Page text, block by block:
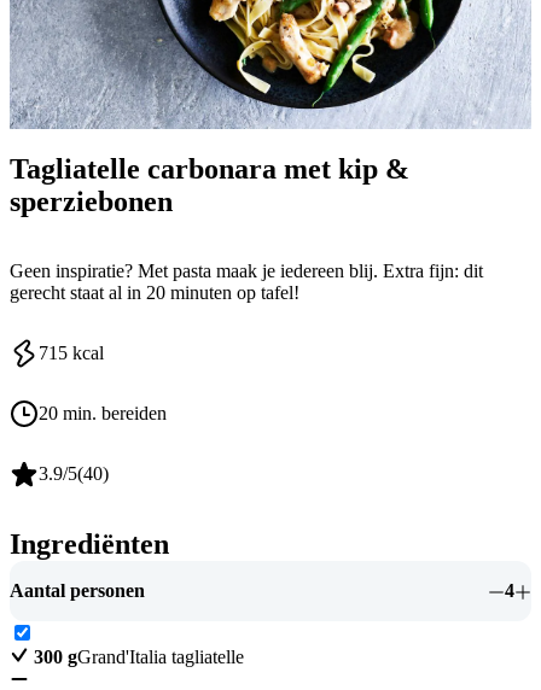
Tagliatelle carbonara met kip &
sperziebonen
Geen inspiratie? Met pasta maak je iedereen blij. Extra fijn: dit
gerecht staat al in 20 minuten op tafel!
715 kcal
20 min. bereiden
3.9/5(40)
Ingrediënten
Aantal personen 4
300 gGrand'Italia tagliatelle